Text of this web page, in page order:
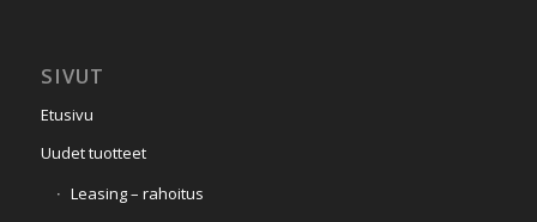
SIVUT
Etusivu
Uudet tuotteet
Leasing – rahoitus